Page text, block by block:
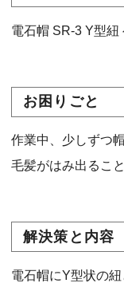
電石帽 SR-3 Y型紐
お困りごと
作業中、少しずつ
毛髪がはみ出るこ
解決策と内容
電石帽にY型状の